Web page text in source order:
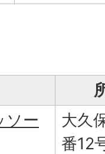
ソー
大久
番12